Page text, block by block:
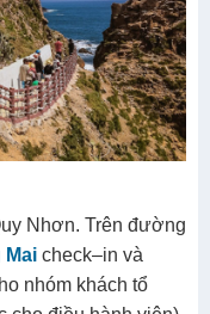
Nhơn. Trên đường
check–in và
nhóm khách tổ